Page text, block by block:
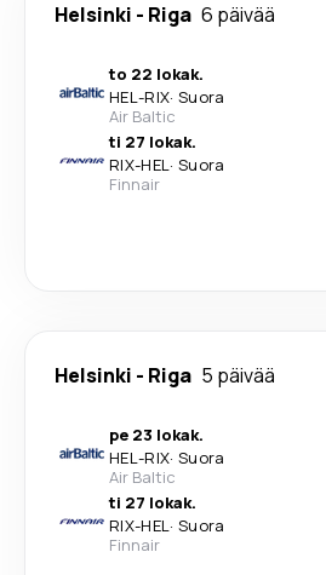
Helsinki - Riga 6 päivää
to 22 lokak.
HEL-RIX· Suora
Air Baltic
ti 27 lokak.
RIX-HEL· Suora
Finnair
Helsinki - Riga 5 päivää
pe 23 lokak.
HEL-RIX· Suora
Air Baltic
ti 27 lokak.
RIX-HEL· Suora
Finnair